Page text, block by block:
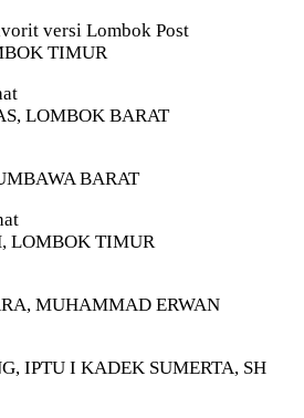
versi Lombok Post
TIMUR
LOMBOK BARAT
BARAT
LOMBOK TIMUR
MUHAMMAD ERWAN
IPTU I KADEK SUMERTA, SH